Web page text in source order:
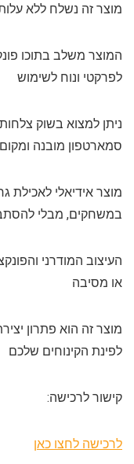
מוצר זה נשלח ללא
המוצר משלב בתוכו
לפרקטי ונוח לשימוש
ניתן למצוא בשוק
סמארטפון מובנה
מוצר אידיאלי לאכילת
במשחקים, מבלי
העיצוב המודרני
או מסיבה
מוצר זה הוא פתרון
לפינת הקינוחים שלכם
קישור לרכישה:
לרכישה לחצו כאן